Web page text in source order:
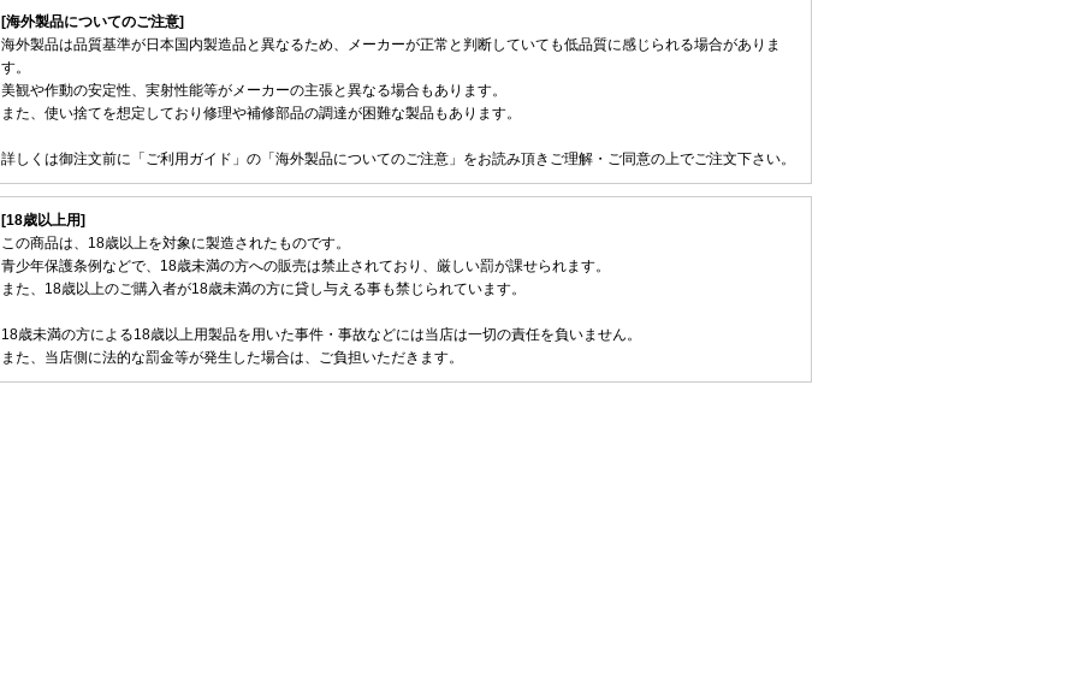
[海外製品についてのご注意]
海外製品は品質基準が日本国内製造品と異なるため、メーカーが正常と判断していても低品質に感じられる場合がありま
す。
美観や作動の安定性、実射性能等がメーカーの主張と異なる場合もあります。
また、使い捨てを想定しており修理や補修部品の調達が困難な製品もあります。
詳しくは御注文前に「ご利用ガイド」の「海外製品についてのご注意」をお読み頂きご理解・ご同意の上でご注文下さい。
[18歳以上用]
この商品は、18歳以上を対象に製造されたものです。
青少年保護条例などで、18歳未満の方への販売は禁止されており、厳しい罰が課せられます。
また、18歳以上のご購入者が18歳未満の方に貸し与える事も禁じられています。
18歳未満の方による18歳以上用製品を用いた事件・事故などには当店は一切の責任を負いません。
また、当店側に法的な罰金等が発生した場合は、ご負担いただきます。